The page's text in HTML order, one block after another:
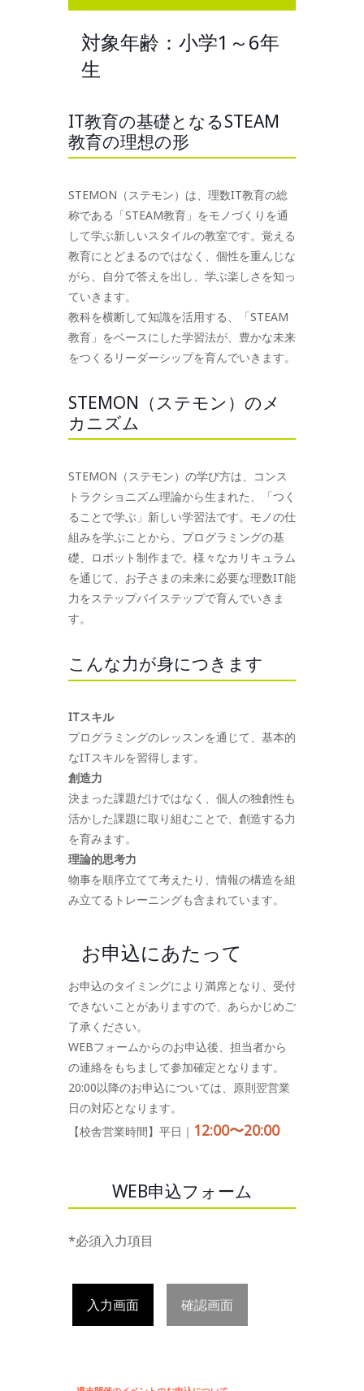
対象年齢：小学1～6年
生
IT教育の基礎となるSTEAM
教育の理想の形
STEMON（ステモン）は、理数IT教育の総
称である「STEAM教育」をモノづくりを通
して学ぶ新しいスタイルの教室です。覚える
教育にとどまるのではなく、個性を重んじな
がら、自分で答えを出し、学ぶ楽しさを知っ
ていきます。
教科を横断して知識を活用する、「STEAM
教育」をベースにした学習法が、豊かな未来
をつくるリーダーシップを育んでいきます。
STEMON（ステモン）のメ
カニズム
STEMON（ステモン）の学び方は、コンス
トラクショニズム理論から生まれた、「つく
ることで学ぶ」新しい学習法です。モノの仕
組みを学ぶことから、プログラミングの基
礎、ロボット制作まで。様々なカリキュラム
を通じて、お子さまの未来に必要な理数IT能
力をステップバイステップで育んでいきま
す。
こんな力が身につきます
ITスキル
プログラミングのレッスンを通じて、基本的
なITスキルを習得します。
創造力
決まった課題だけではなく、個人の独創性も
活かした課題に取り組むことで、創造する力
を育みます。
理論的思考力
物事を順序立てて考えたり、情報の構造を組
み立てるトレーニングも含まれています。
お申込にあたって
お申込のタイミングにより満席となり、受付
できないことがありますので、あらかじめご
了承ください。
WEBフォームからのお申込後、担当者から
の連絡をもちまして参加確定となります。
20:00以降のお申込については、原則翌営業
日の対応となります。
【校舎営業時間】平日｜ 12:00〜20:00
WEB申込フォーム
*必須入力項目
入力画面 確認画面